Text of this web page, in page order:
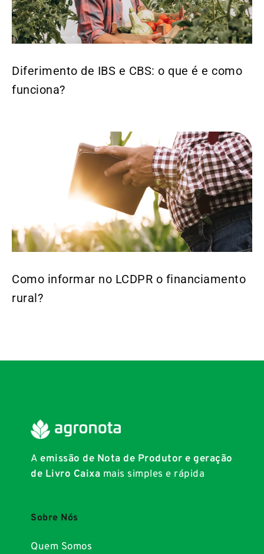
Diferimento de IBS e CBS: o que é e como
funciona?
Como informar no LCDPR o financiamento
rural?
Aemissão de Nota de Produtor e geração
de Livro Caixa mais simples e rápida
Sobre Nós
Quem Somos